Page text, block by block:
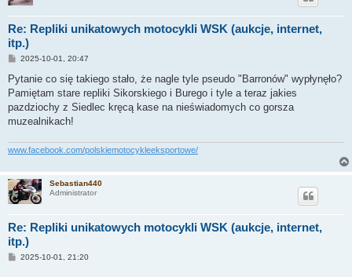
Re: Repliki unikatowych motocykli WSK (aukcje, internet,
itp.)
P
s
t
2025-10-01, 20:47
Pytanie co się takiego stało, że nagle tyle pseudo "Barronów" wypłynęło?
Pamiętam stare repliki Sikorskiego i Burego i tyle a teraz jakies
pazdziochy z Siedlec kręcą kase na nieświadomych co gorsza
muzealnikach!
www.facebook.com/polskiemotocykleeksportowe/
Sebastian440
Administrator
Re: Repliki unikatowych motocykli WSK (aukcje, internet,
itp.)
P2025-10-01, 21:20